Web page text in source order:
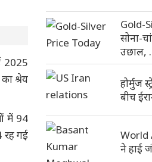
2025
श्रेय
में 94
रह गई
Gold-
सोना-
उछाल,
होर्मुज
बीच
World
ने हाई